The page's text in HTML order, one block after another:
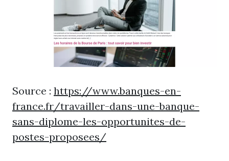
Source : https://www.banques-en-
france.fr/travailler-dans-une-banque-
sans-diplome-les-opportunites-de-
postes-proposees/